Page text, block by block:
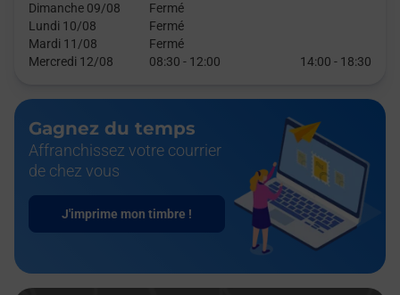
Dimanche 09/08
Fermé
Lundi 10/08
Fermé
Mardi 11/08
Fermé
Mercredi 12/08
08:30 - 12:00 14:00 - 18:30
Gagnez du temps
Affranchissez votre courrier
de chez vous
J'imprime mon timbre !